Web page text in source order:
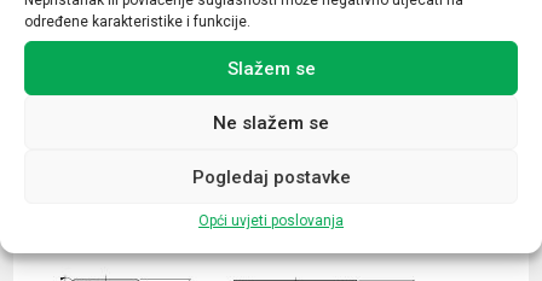
određene karakteristike i funkcije.
Slažem se
Ne slažem se
Pogledaj postavke
Opći uvjeti poslovanja
Povezani proizvodi